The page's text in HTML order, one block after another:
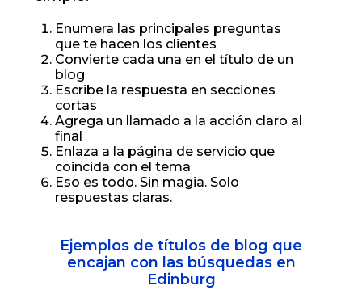
Enumera las principales preguntas
que te hacen los clientes
Convierte cada una en el título de un
blog
Escribe la respuesta en secciones
cortas
Agrega un llamado a la acción claro al
final
Enlaza a la página de servicio que
coincida con el tema
Eso es todo. Sin magia. Solo
respuestas claras.
Ejemplos de títulos de blog que
encajan con las búsquedas en
Edinburg